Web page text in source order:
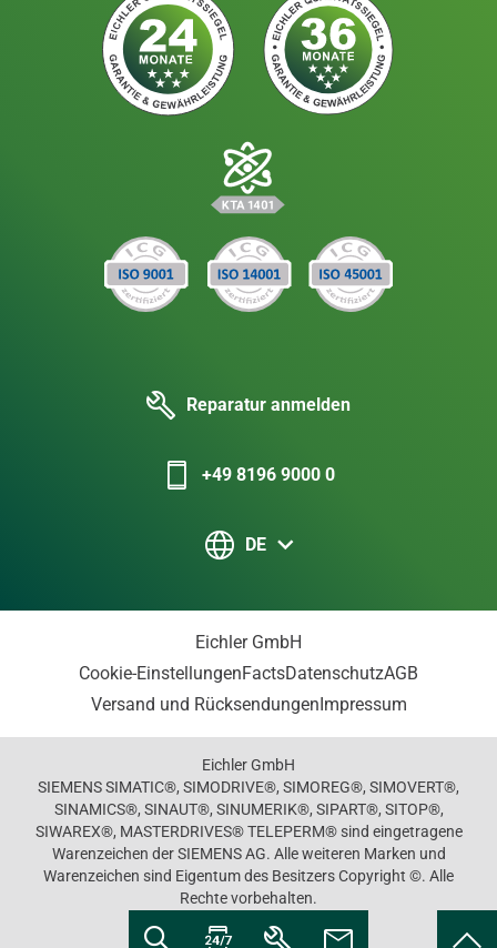
Reparatur anmelden
+49 8196 9000 0
DE
Eichler GmbH
Cookie-EinstellungenFactsDatenschutzAGB
Versand und RücksendungenImpressum
Eichler GmbH
SIEMENS SIMATIC®, SIMODRIVE®, SIMOREG®, SIMOVERT®,
SINAMICS®, SINAUT®, SINUMERIK®, SIPART®, SITOP®,
SIWAREX®, MASTERDRIVES® TELEPERM® sind eingetragene
Warenzeichen der SIEMENS AG. Alle weiteren Marken und
Warenzeichen sind Eigentum des Besitzers Copyright ©. Alle
Rechte vorbehalten.